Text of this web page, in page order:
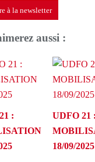
à la newsletter
aussi :
:
UDFO 21 :
18/09/2025